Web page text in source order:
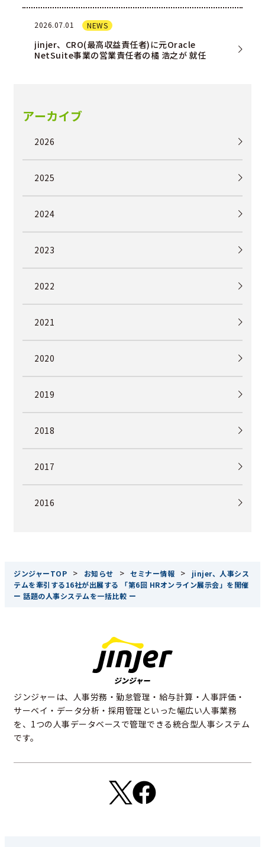
2026.07.01 NEWS
jinjer、CRO(最高収益責任者)に元Oracle
NetSuite事業の営業責任者の橘 浩之が 就任
アーカイブ
2026
2025
2024
2023
2022
2021
2020
2019
2018
2017
2016
ジンジャーTOP > お知らせ > セミナー情報 >
jinjer、人事シス
テムを牽引する16社が出展する 「第6回 HRオンライン展示会」を開催
ー 話題の人事システムを一括比較 ー
ジンジャーは、人事労務・勤怠管理・給与計算・人事評価・
サーベイ・データ分析・採用管理といった幅広い人事業務
を、1つの人事データベースで管理できる統合型人事システム
です。